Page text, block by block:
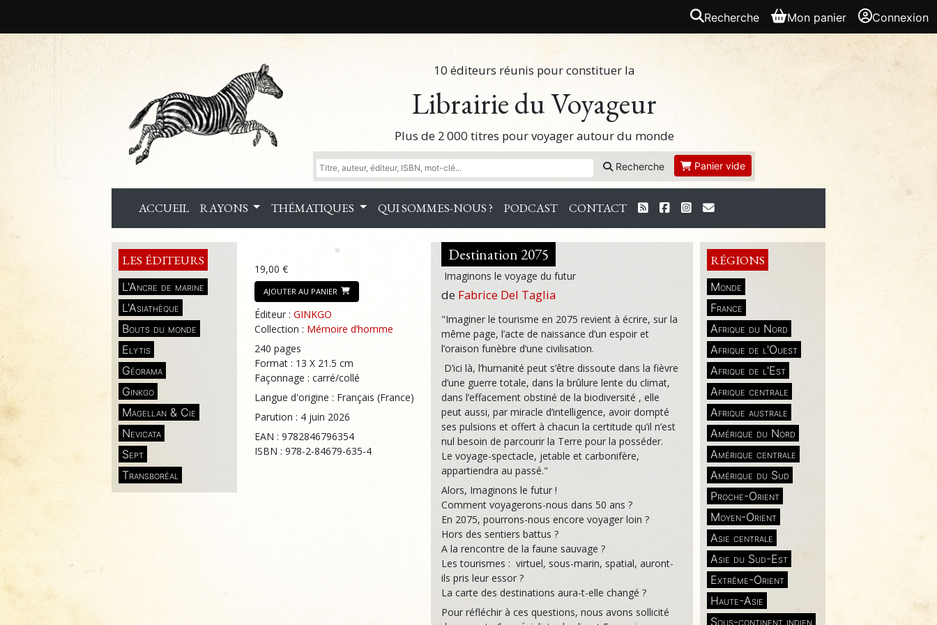
Recherche Mon panier Connexion
10 éditeurs réunis pour constituer la
Librairie du Voyageur
Plus de 2 000 titres pour voyager autour du monde
Recherche Panier vide
ACCUEIL RAYONS THÉMATIQUES QUI SOMMES-NOUS ? PODCAST CONTACT
LES ÉDITEURS
L'Ancre de marine
L'Asiathèque
Bouts du monde
Elytis
Géorama
Ginkgo
Magellan & Cie
Nevicata
Sept
Transboréal
RÉGIONS
Monde
France
Afrique du Nord
Afrique de l'Ouest
Afrique de l'Est
Afrique centrale
Afrique australe
Amérique du Nord
Amérique centrale
Amérique du Sud
Proche-Orient
Moyen-Orient
Asie centrale
Asie du Sud-Est
Extrême-Orient
Haute-Asie
Sous-continent indien
19,00 €
AJOUTER AU PANIER
Éditeur : GINKGO
Collection : Mémoire d’homme
240 pages
Format : 13 X 21.5 cm
Façonnage : carré/collé
Langue d'origine : Français (France)
Parution : 4 juin 2026
EAN : 9782846796354
ISBN : 978-2-84679-635-4
Destination 2075
Imaginons le voyage du futur
de Fabrice Del Taglia
"Imaginer le tourisme en 2075 revient à écrire, sur la
même page, l’acte de naissance d’un espoir et
l’oraison funèbre d’une civilisation.
D’ici là, l’humanité peut s’être dissoute dans la fièvre
d’une guerre totale, dans la brûlure lente du climat,
dans l’effacement obstiné de la biodiversité , elle
peut aussi, par miracle d’intelligence, avoir dompté
ses pulsions et offert à chacun la certitude qu’il n’est
nul besoin de parcourir la Terre pour la posséder.
Le voyage-spectacle, jetable et carbonifère,
appartiendra au passé."
Alors, Imaginons le futur !
Comment voyagerons-nous dans 50 ans ?
En 2075, pourrons-nous encore voyager loin ?
Hors des sentiers battus ?
A la rencontre de la faune sauvage ?
Les tourismes : virtuel, sous-marin, spatial, auront-
ils pris leur essor ?
La carte des destinations aura-t-elle changé ?
Pour réfléchir à ces questions, nous avons sollicité